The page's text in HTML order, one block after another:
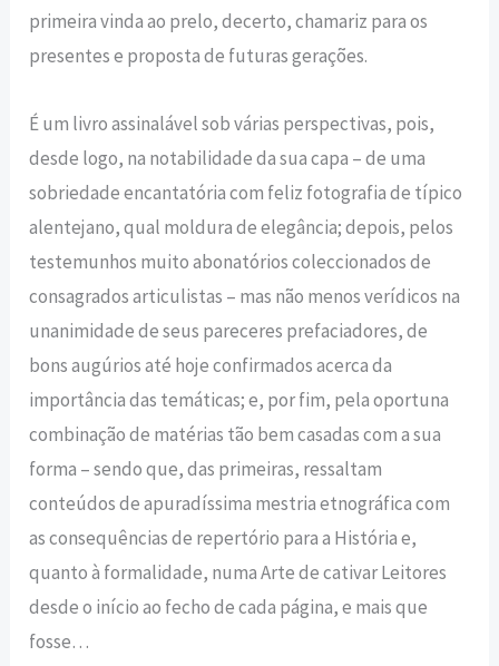
primeira vinda ao prelo, decerto, chamariz para os
presentes e proposta de futuras gerações.
É um livro assinalável sob várias perspectivas, pois,
desde logo, na notabilidade da sua capa – de uma
sobriedade encantatória com feliz fotografia de típico
alentejano, qual moldura de elegância; depois, pelos
testemunhos muito abonatórios coleccionados de
consagrados articulistas – mas não menos verídicos na
unanimidade de seus pareceres prefaciadores, de
bons augúrios até hoje confirmados acerca da
importância das temáticas; e, por fim, pela oportuna
combinação de matérias tão bem casadas com a sua
forma – sendo que, das primeiras, ressaltam
conteúdos de apuradíssima mestria etnográfica com
as consequências de repertório para a História e,
quanto à formalidade, numa Arte de cativar Leitores
desde o início ao fecho de cada página, e mais que
fosse…